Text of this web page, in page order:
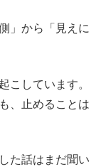
」から「見えに
こしています。
、止めることは
た話はまだ聞い